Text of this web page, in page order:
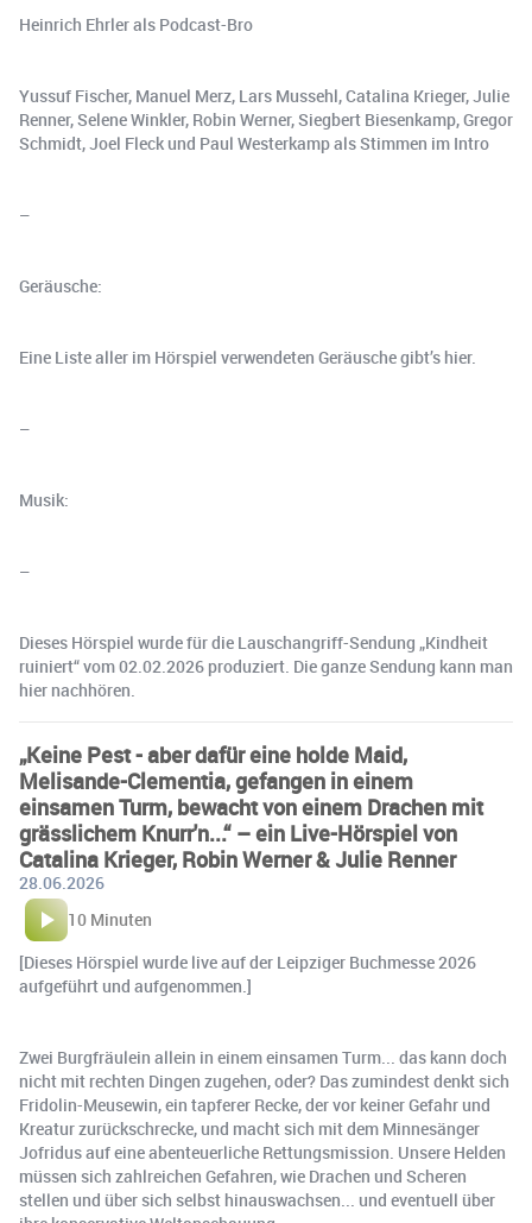
Heinrich Ehrler als Podcast-Bro
Yussuf Fischer, Manuel Merz, Lars Mussehl, Catalina Krieger, Julie
Renner, Selene Winkler, Robin Werner, Siegbert Biesenkamp, Gregor
Schmidt, Joel Fleck und Paul Westerkamp als Stimmen im Intro
–
Geräusche:
Eine Liste aller im Hörspiel verwendeten Geräusche gibt’s hier.
–
Musik:
–
Dieses Hörspiel wurde für die Lauschangriff-Sendung „Kindheit
ruiniert“ vom 02.02.2026 produziert. Die ganze Sendung kann man
hier nachhören.
„Keine Pest - aber dafür eine holde Maid,
Melisande-Clementia, gefangen in einem
einsamen Turm, bewacht von einem Drachen mit
grässlichem Knurr'n...“ – ein Live-Hörspiel von
Catalina Krieger, Robin Werner & Julie Renner
28.06.2026
10 Minuten
[Dieses Hörspiel wurde live auf der Leipziger Buchmesse 2026
aufgeführt und aufgenommen.]
Zwei Burgfräulein allein in einem einsamen Turm... das kann doch
nicht mit rechten Dingen zugehen, oder? Das zumindest denkt sich
Fridolin-Meusewin, ein tapferer Recke, der vor keiner Gefahr und
Kreatur zurückschrecke, und macht sich mit dem Minnesänger
Jofridus auf eine abenteuerliche Rettungsmission. Unsere Helden
müssen sich zahlreichen Gefahren, wie Drachen und Scheren
stellen und über sich selbst hinauswachsen... und eventuell über